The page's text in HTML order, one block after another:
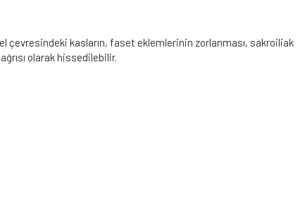
çevresindeki kasların, faset eklemlerinin zorlanması, sakroiliak
olarak hissedilebilir.